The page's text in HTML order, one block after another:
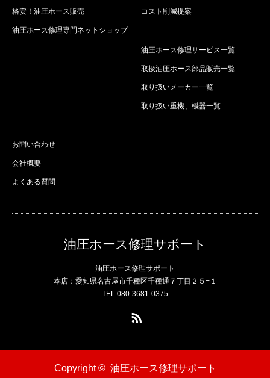
格安！油圧ホース販売
油圧ホース修理専門ネットショップ
コスト削減提案
油圧ホース修理サービス一覧
取扱油圧ホース部品販売一覧
取り扱いメーカー一覧
取り扱い重機、機器一覧
お問い合わせ
会社概要
よくある質問
油圧ホース修理サポート
油圧ホース修理サポート
本店：愛知県名古屋市千種区千種通７丁目２５−１
TEL.080-3681-0375
Copyright © 油圧ホース修理サポート